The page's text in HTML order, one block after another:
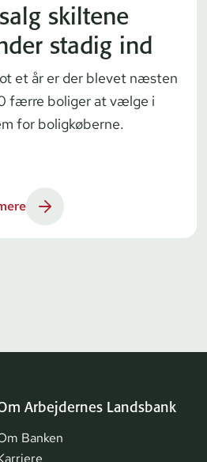
skiltene
stadig ind
et år er der blevet næsten
færre boliger at vælge i
for boligkøberne.
Arbejdernes Landsbank
Banken